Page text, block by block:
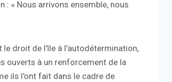
: « Nous arrivons ensemble, nous
le droit de l'île à l'autodétermination,
ouverts à un renforcement de la
ils l'ont fait dans le cadre de